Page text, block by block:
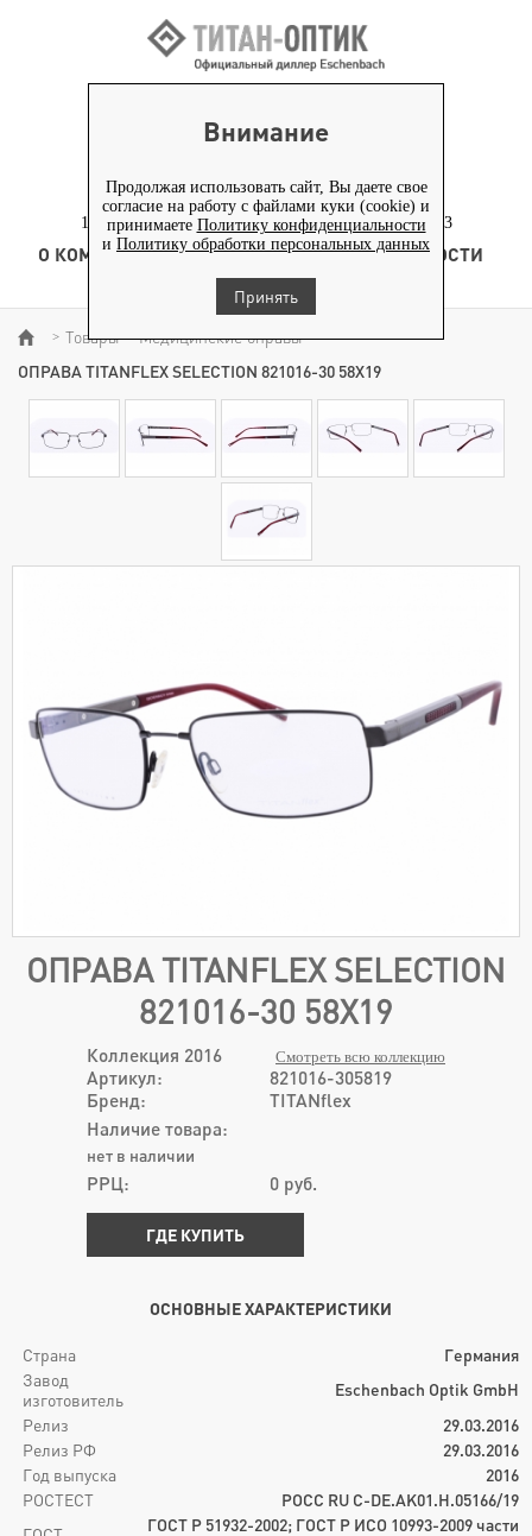
Внимание
Продолжая использовать сайт, Вы даете свое
согласие на работу с файлами куки (cookie) и
принимаете Политику конфиденциальности
и Политику обработки персональных данных
Принять
+7 (495) 653-82-70
117186, г. Москва, Севастопольский проспект, д. 23
О КОМПАНИИ ТОВАРЫ ТЕХНОЛОГИЯ
НОВОСТИ
КОНТЕНТ
> Товары > Медицинские оправы >
ОПРАВА TITANFLEX SELECTION 821016-30 58X19
ОПРАВА TITANFLEX SELECTION
821016-30 58X19
Коллекция 2016 Смотреть всю коллекцию
Артикул:
821016-305819
Бренд:
TITANflex
Наличие товара:
нет в наличии
РРЦ: 0 руб.
ГДЕ КУПИТЬ
ОСНОВНЫЕ ХАРАКТЕРИСТИКИ
Страна
Германия
Завод
изготовитель
Eschenbach Optik GmbH
Релиз
29.03.2016
Релиз РФ
29.03.2016
Год выпуска
2016
РОСТЕСТ
РОСС RU C-DE.AK01.H.05166/19
ГОСТ Р 51932-2002; ГОСТ Р ИСО 10993-2009 части